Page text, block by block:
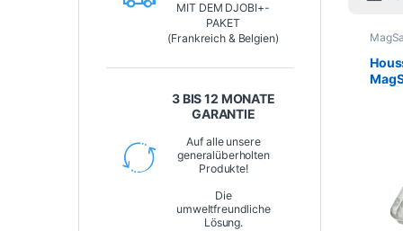
MIT DEM DJOBI+-
PAKET
(Frankreich & Belgien)
3 BIS 12 MONATE
GARANTIE
Auf alle unsere
generalüberholten
Produkte!
Die
umweltfreundliche
Lösung.